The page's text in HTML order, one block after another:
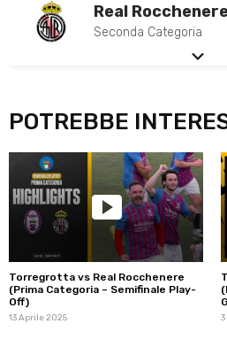
Real
Seconda Categoria
POTREBBE
Torregrotta vs Real Rocchenere
(Prima Categoria – Semifinale Play-
Off)
13 Aprile 2025